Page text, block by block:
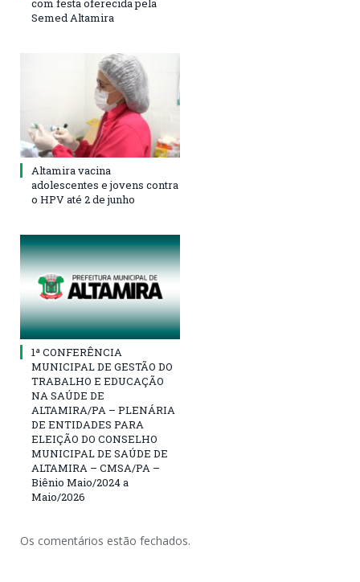
Semed Altamira
Altamira vacina
adolescentes e jovens contra
o HPV até 2 de junho
1ª CONFERÊNCIA
MUNICIPAL DE GESTÃO DO
TRABALHO E EDUCAÇÃO
NA SAÚDE DE
ALTAMIRA/PA – PLENÁRIA
DE ENTIDADES PARA
ELEIÇÃO DO CONSELHO
MUNICIPAL DE SAÚDE DE
ALTAMIRA – CMSA/PA –
Biênio Maio/2024 a
Maio/2026
Os comentários estão fechados.